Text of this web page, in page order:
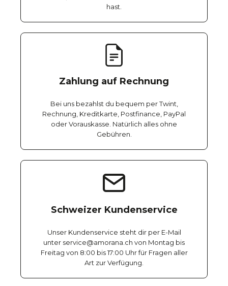
hast.
Zahlung auf Rechnung
Bei uns bezahlst du bequem per Twint,
Rechnung, Kreditkarte, Postfinance, PayPal
oder Vorauskasse. Natürlich alles ohne
Gebühren.
Schweizer Kundenservice
Unser Kundenservice steht dir per E-Mail
unter service@amorana.ch von Montag bis
Freitag von 8:00 bis 17:00 Uhr für Fragen aller
Art zur Verfügung.